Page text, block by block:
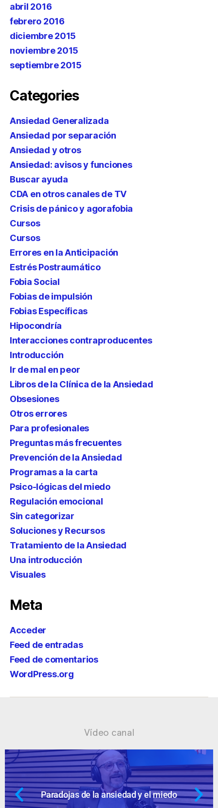
abril 2016
febrero 2016
diciembre 2015
noviembre 2015
septiembre 2015
Categories
Ansiedad Generalizada
Ansiedad por separación
Ansiedad y otros
Ansiedad: avisos y funciones
Buscar ayuda
CDA en otros canales de TV
Crisis de pánico y agorafobia
Cursos
Cursos
Errores en la Anticipación
Estrés Postraumático
Fobia Social
Fobias de impulsión
Fobias Específicas
Hipocondría
Interacciones contraproducentes
Introducción
Ir de mal en peor
Libros de la Clínica de la Ansiedad
Obsesiones
Otros errores
Para profesionales
Preguntas más frecuentes
Prevención de la Ansiedad
Programas a la carta
Psico-lógicas del miedo
Regulación emocional
Sin categorizar
Soluciones y Recursos
Tratamiento de la Ansiedad
Una introducción
Visuales
Meta
Acceder
Feed de entradas
Feed de comentarios
WordPress.org
Vídeo canal
Ansiedad: supuestos